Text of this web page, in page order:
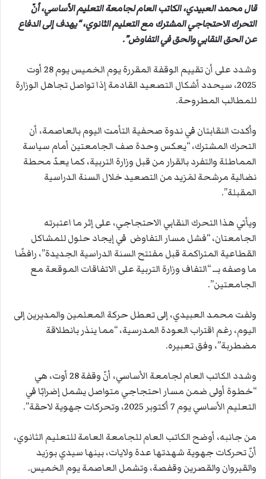
ن
ي
قال محمد العبيدي، الكاتب العام لجامعة التعليم الأساسي، أنّ
التحرك الاحتجاجي المشترك مع التعليم الثانوي، “يهدف إلى الدفاع
عن الحق النقابي والحق في التفاوض”.
وشدد على أن تقييم الوقفة المقررة يوم الخميس يوم 28 أوت
2025، سيحدد أشكال التصعيد القادمة إذا تواصل تجاهل الوزارة
للمطالب المطروحة.
وأكدت النقابتان في ندوة صحفية التأمت اليوم بالعاصمة، أن
التحرك المشترك، “يعكس وحدة صف الجامعتين أمام سياسة
المماطلة والتفرد بالقرار من قبل وزارة التربية، كما يعدّ محطة
نضالية مرشحة لمَزيد من التصعيد خلال السنة الدراسية
المقبلة”.
ويأتي هذا التحرك النقابي الاحتجاجي، على إثر ما اعتبرته
الجامعتان، “فشل مسار التفاوض في إيجاد حلول للمشاكل
القطاعية المتراكمة قبل مفتتح السنة الدراسية الجديدة”، رافضًا
ما وصفه بــ “التفاف وزارة التربية على الاتفاقات الموقعة مع
الجامعتين”.
ولفت محمد العبيدي، إلى تعطل حركة المعلمين والمديرين إلى
اليوم، رغم اقتراب العودة المدرسية، “مما ينذر بانطلاقة
مضطربة”، وفق تعبيره.
وشدد الكاتب العام لجامعة الأساسي، أنّ وقفة 28 أوت، هي
“خطوة أولى ضمن مسار احتجاجي متواصل يشمل إضرابًا في
التعليم الأساسي يوم 7 أكتوبر 2025، وتحركات جهوية لاحقة”.
من جانبه، أوضح الكاتب العام للجامعة العامة للتعليم الثانوي،
أنّ تحركات جهوية شهدتها عدة ولايات، بينها سيدي بوزيد
والقيروان والقصرين وقفصة، وتشمل العاصمة يوم الخميس.